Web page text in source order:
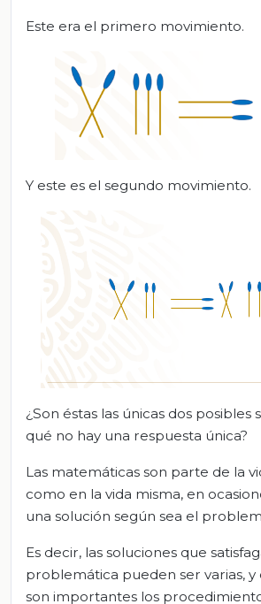
Este era el primero movimiento.
Y este es el segundo movimiento.
¿Son éstas las únicas dos posibles
qué no hay una respuesta única?
Las matemáticas son parte de la
como en la vida misma, en
una solución según sea el
Es decir, las soluciones que
problemática pueden ser varias,
son importantes los